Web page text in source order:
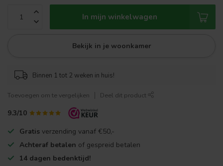
In mijn winkelwagen
Bekijk in je woonkamer
Binnen 1 tot 2 weken in huis!
Toevoegen om te vergelijken Deel dit product
9.3/10
Gratis verzending vanaf €50,-
Achteraf betalen of gespreid betalen
14 dagen bedenktijd!